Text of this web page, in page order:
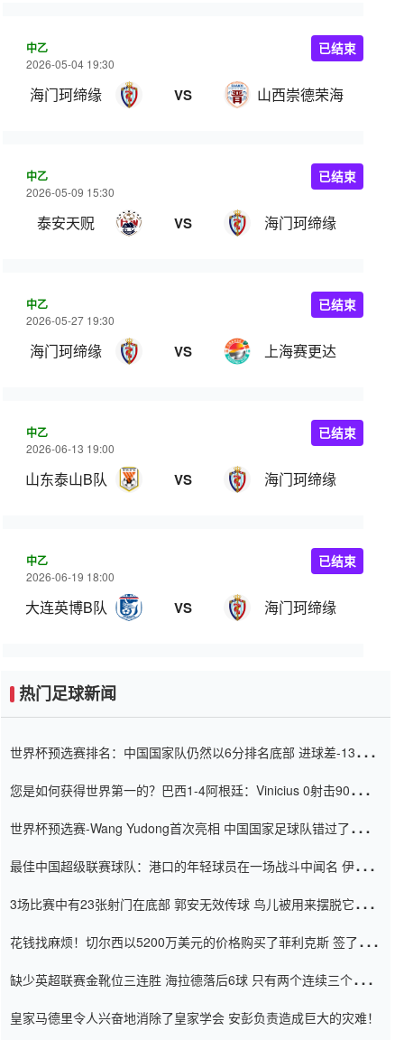
中乙
2026-05-04 19:30
海门珂缔缘 VS 山西崇德荣海
已结束
中乙
2026-05-09 15:30
泰安天贶 VS 海门珂缔缘
已结束
中乙
2026-05-27 19:30
海门珂缔缘 VS 上海赛更达
已结束
中乙
2026-06-13 19:00
山东泰山B队 VS 海门珂缔缘
已结束
中乙
2026-06-19 18:00
大连英博B队 VS 海门珂缔缘
已结束
热门足球新闻
世界杯预选赛排名：中国国家队仍然以6分排名底部 进球差-13令人
您是如何获得世界第一的？巴西1-4阿根廷：Vinicius 0射击90分钟
世界杯预选赛-Wang Yudong首次亮相 中国国家足球队错过了世界
最佳中国超级联赛球队：港口的年轻球员在一场战斗中闻名 伊万放
3场比赛中有23张射门在底部 郭安无效传球 鸟儿被用来摆脱它
花钱找麻烦！切尔西以5200万美元的价格购买了菲利克斯 签了7年
缺少英超联赛金靴位三连胜 海拉德落后6球 只有两个连续三个连续
皇家马德里令人兴奋地消除了皇家学会 安彭负责造成巨大的灾难！